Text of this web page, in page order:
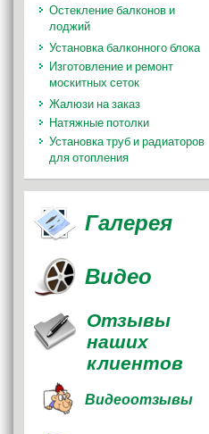
Остекление балконов и
лоджий
Установка балконного блока
Изготовление и ремонт
москитных сеток
Жалюзи на заказ
Натяжные потолки
Установка труб и радиаторов
для отопления
Галерея
Видео
Отзывы
наших
клиентов
Видеоотзывы